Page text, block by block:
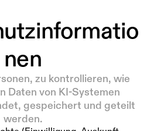
nen
zu kontrollieren, wie
Daten von KI-Systemen
gespeichert und geteilt
werden.